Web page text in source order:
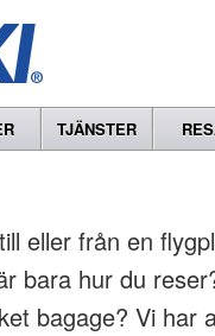
TJÄNSTER
eller från en
bara hur du
bagage? Vi har